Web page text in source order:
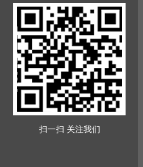
扫一扫 关注我们